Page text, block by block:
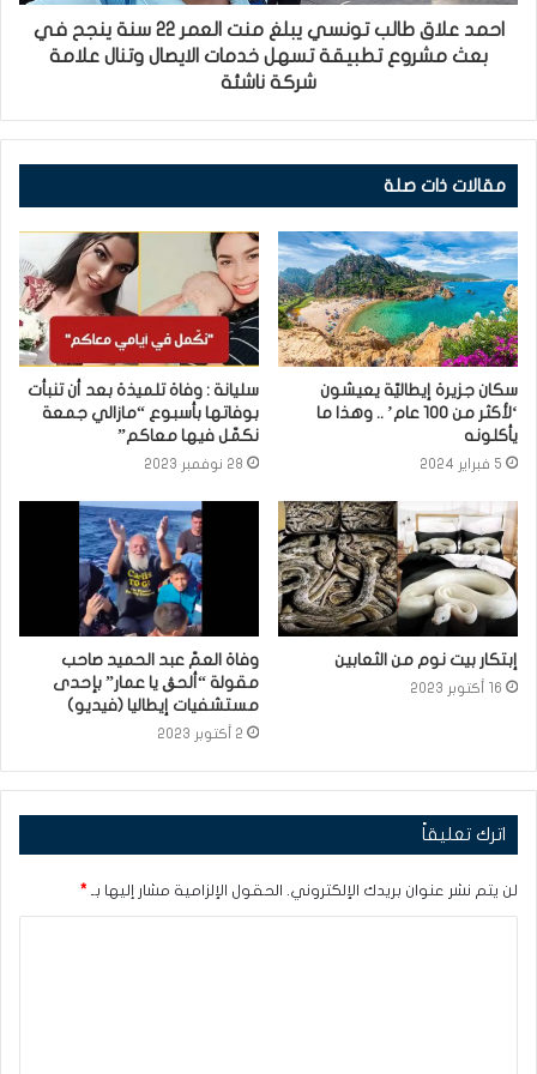
احمد علاق طالب تونسي يبلغ منت العمر 22 سنة ينجح في
بعث مشروع تطبيقة تسهل خدمات الايصال وتنال علامة
شركة ناشئة
مقالات ذات صلة
سكان جزيرة إيطاليّة يعيشون
‘لأكثر من 100 عام’ .. وهذا ما
يأكلونه
5 فبراير 2024
سليانة : وفاة تلميذة بعد أن تنبأت
بوفاتها بأسبوع “مازالي جمعة
نكمّل فيها معاكم”
28 نوفمبر 2023
إبتكار بيت نوم من الثعابين
16 أكتوبر 2023
وفاة العمّ عبد الحميد صاحب
مقولة “ألحڨ يا عمار” بإحدى
مستشفيات إيطاليا (فيديو)
2 أكتوبر 2023
اترك تعليقاً
لن يتم نشر عنوان بريدك الإلكتروني. الحقول الإلزامية مشار إليها بـ *